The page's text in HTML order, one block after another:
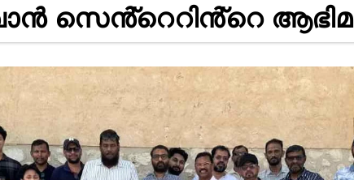
സെൻ്റെറിൻ്റെ